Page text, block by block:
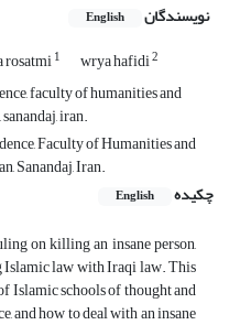
نویسندگان English
rosatmi1 wrya hafidi2
faculty of humanities and
iran.
Faculty of Humanities and
Sanandaj, Iran.
چکیده
English
on killing an insane person,
Islamic law with Iraqi law. This
Islamic schools of thought and
and how to deal with an insane